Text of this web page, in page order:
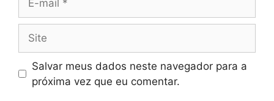
mail
Salvar meus dados neste navegador para a
próxima vez que eu comentar.